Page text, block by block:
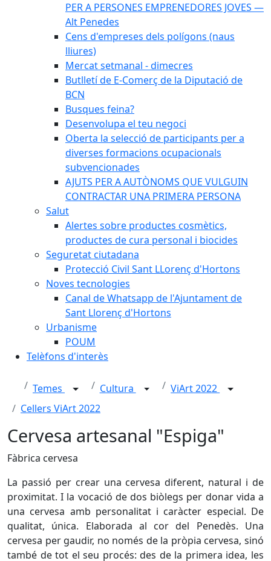
PER A PERSONES EMPRENEDORES JOVES —
Alt Penedes
Cens d'empreses dels polígons (naus
lliures)
Mercat setmanal - dimecres
Butlletí de E-Comerç de la Diputació de
BCN
Busques feina?
Desenvolupa el teu negoci
Oberta la selecció de participants per a
diverses formacions ocupacionals
subvencionades
AJUTS PER A AUTÒNOMS QUE VULGUIN
CONTRACTAR UNA PRIMERA PERSONA
Salut
Alertes sobre productes cosmètics,
productes de cura personal i biocides
Seguretat ciutadana
Protecció Civil Sant LLorenç d'Hortons
Noves tecnologies
Canal de Whatsapp de l'Ajuntament de
Sant Llorenç d'Hortons
Urbanisme
POUM
Telèfons d'interès
Temes Cultura
ViArt 2022
Cellers ViArt 2022
Cervesa artesanal "Espiga"
Fàbrica cervesa
La passió per crear una cervesa diferent, natural i de
proximitat. I la vocació de dos biòlegs per donar vida a
una cervesa amb personalitat i caràcter especial. De
qualitat, única. Elaborada al cor del Penedès. Una
cervesa per gaudir, no només de la pròpia cervesa, sinó
també de tot el seu procés: des de la primera idea, les